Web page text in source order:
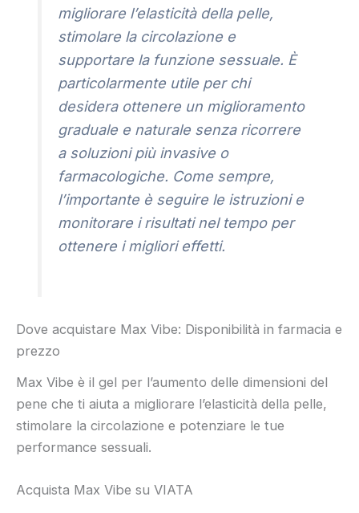
migliorare l’elasticità della pelle,
stimolare la circolazione e
supportare la funzione sessuale. È
particolarmente utile per chi
desidera ottenere un miglioramento
graduale e naturale senza ricorrere
a soluzioni più invasive o
farmacologiche. Come sempre,
l’importante è seguire le istruzioni e
monitorare i risultati nel tempo per
ottenere i migliori effetti.
Dove acquistare Max Vibe: Disponibilità in farmacia e
prezzo
Max Vibe è il gel per l’aumento delle dimensioni del
pene che ti aiuta a migliorare l’elasticità della pelle,
stimolare la circolazione e potenziare le tue
performance sessuali.
Acquista Max Vibe su VIATA